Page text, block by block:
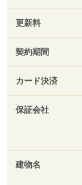
更新料
契約期間
カード決済
保証会社
建物名